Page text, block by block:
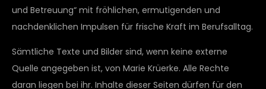
und Betreuung“ mit fröhlichen, ermutigenden und
nachdenklichen Impulsen für frische Kraft im Berufsalltag.
Sämtliche Texte und Bilder sind, wenn keine externe
Quelle angegeben ist, von Marie Krüerke. Alle Rechte
daran liegen bei ihr. Inhalte dieser Seiten dürfen für den